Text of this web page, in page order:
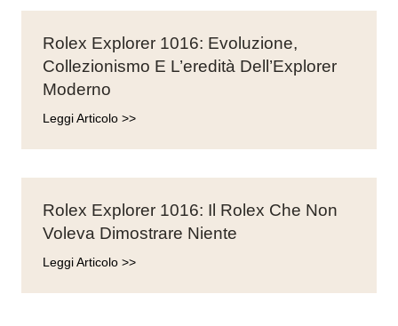
Rolex Explorer 1016: Evoluzione,
Collezionismo E L’eredità Dell’Explorer
Moderno
Leggi Articolo >>
Rolex Explorer 1016: Il Rolex Che Non
Voleva Dimostrare Niente
Leggi Articolo >>